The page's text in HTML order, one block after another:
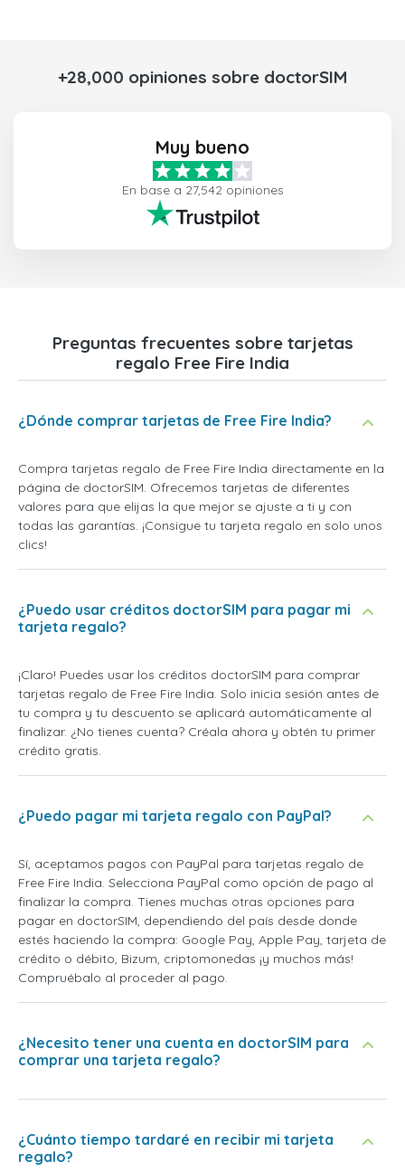
+28,000 opiniones sobre doctorSIM
Muy bueno
En base a 27,542 opiniones
Preguntas frecuentes sobre tarjetas
regalo Free Fire India
¿Dónde comprar tarjetas de Free Fire India?
Compra tarjetas regalo de Free Fire India directamente en la
página de doctorSIM. Ofrecemos tarjetas de diferentes
valores para que elijas la que mejor se ajuste a ti y con
todas las garantías. ¡Consigue tu tarjeta regalo en solo unos
clics!
¿Puedo usar créditos doctorSIM para pagar mi
tarjeta regalo?
¡Claro! Puedes usar los créditos doctorSIM para comprar
tarjetas regalo de Free Fire India. Solo inicia sesión antes de
tu compra y tu descuento se aplicará automáticamente al
finalizar. ¿No tienes cuenta? Créala ahora y obtén tu primer
crédito gratis.
¿Puedo pagar mi tarjeta regalo con PayPal?
Sí, aceptamos pagos con PayPal para tarjetas regalo de
Free Fire India. Selecciona PayPal como opción de pago al
finalizar la compra. Tienes muchas otras opciones para
pagar en doctorSIM, dependiendo del país desde donde
estés haciendo la compra: Google Pay, Apple Pay, tarjeta de
crédito o débito, Bizum, criptomonedas ¡y muchos más!
Compruébalo al proceder al pago.
¿Necesito tener una cuenta en doctorSIM para
comprar una tarjeta regalo?
¿Cuánto tiempo tardaré en recibir mi tarjeta
regalo?